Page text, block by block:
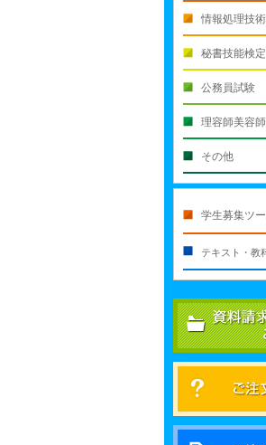
情報処理技
秘書技能検定
公務員試験
理容師美容
その他
学生募集ツ
テキスト・教